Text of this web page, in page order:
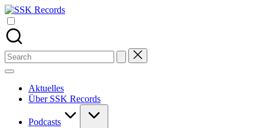
Skip
to
content
SSK
Alle
Podcasts
von
Stefan
Seefeldt
an
Search
for:
Aktuelles
Über SSK Records
Podcasts